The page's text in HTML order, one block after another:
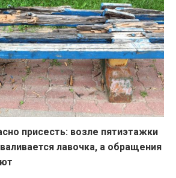
присесть: возле пятиэтажки
лавочка, а обращения